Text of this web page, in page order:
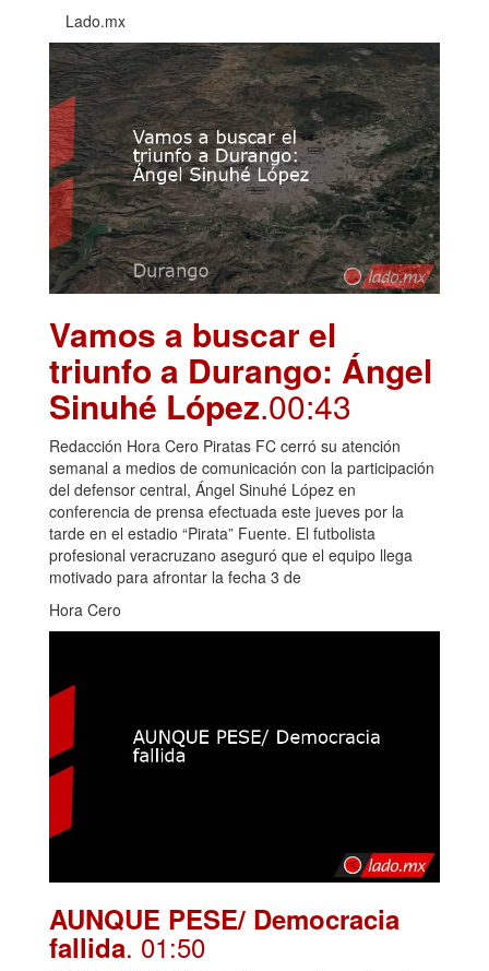
Lado.mx
Vamos a buscar el
triunfo a Durango: Ángel
Sinuhé López.00:43
Redacción Hora Cero Piratas FC cerró su atención
semanal a medios de comunicación con la participación
del defensor central, Ángel Sinuhé López en
conferencia de prensa efectuada este jueves por la
tarde en el estadio “Pirata” Fuente. El futbolista
profesional veracruzano aseguró que el equipo llega
motivado para afrontar la fecha 3 de
Hora Cero
AUNQUE PESE/ Democracia
fallida. 01:50